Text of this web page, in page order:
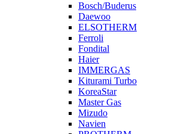
Bosch/Buderus
Daewoo
ELSOTHERM
Ferroli
Fondital
Haier
IMMERGAS
Kiturami Turbo
KoreaStar
Master Gas
Mizudo
Navien